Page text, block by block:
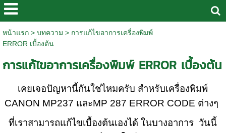
หน้าแรก> บทความ > การแก้ไขอาการเครื่องพิมพ์
ERROR เบื้องต้น
การแก้ไขอาการเครื่องพิมพ์ ERROR เบื้องต้น
เคยเจอปัญหานี้กันใช่ไหมครับ สำหรับเครื่องพิมพ์
CANON MP237 และMP 287 ERROR CODE ต่างๆ
ที่เราสามารถแก้ไขเบื้องต้นเองได้ ในบางอาการ วันนี้